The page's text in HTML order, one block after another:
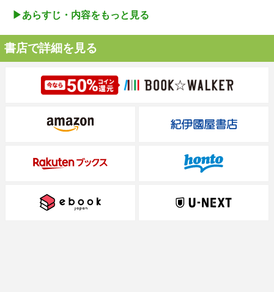
▶︎あらすじ・内容をもっと見る
書店で詳細を見る